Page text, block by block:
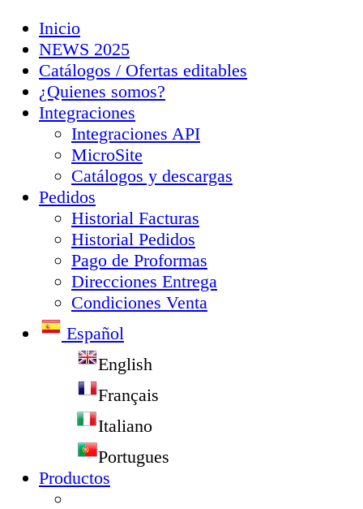
Inicio
NEWS 2025
Catálogos / Ofertas editables
¿Quienes somos?
Integraciones
Integraciones API
MicroSite
Catálogos y descargas
Pedidos
Historial Facturas
Historial Pedidos
Pago de Proformas
Direcciones Entrega
Condiciones Venta
Español
English
Français
Italiano
Portugues
Productos